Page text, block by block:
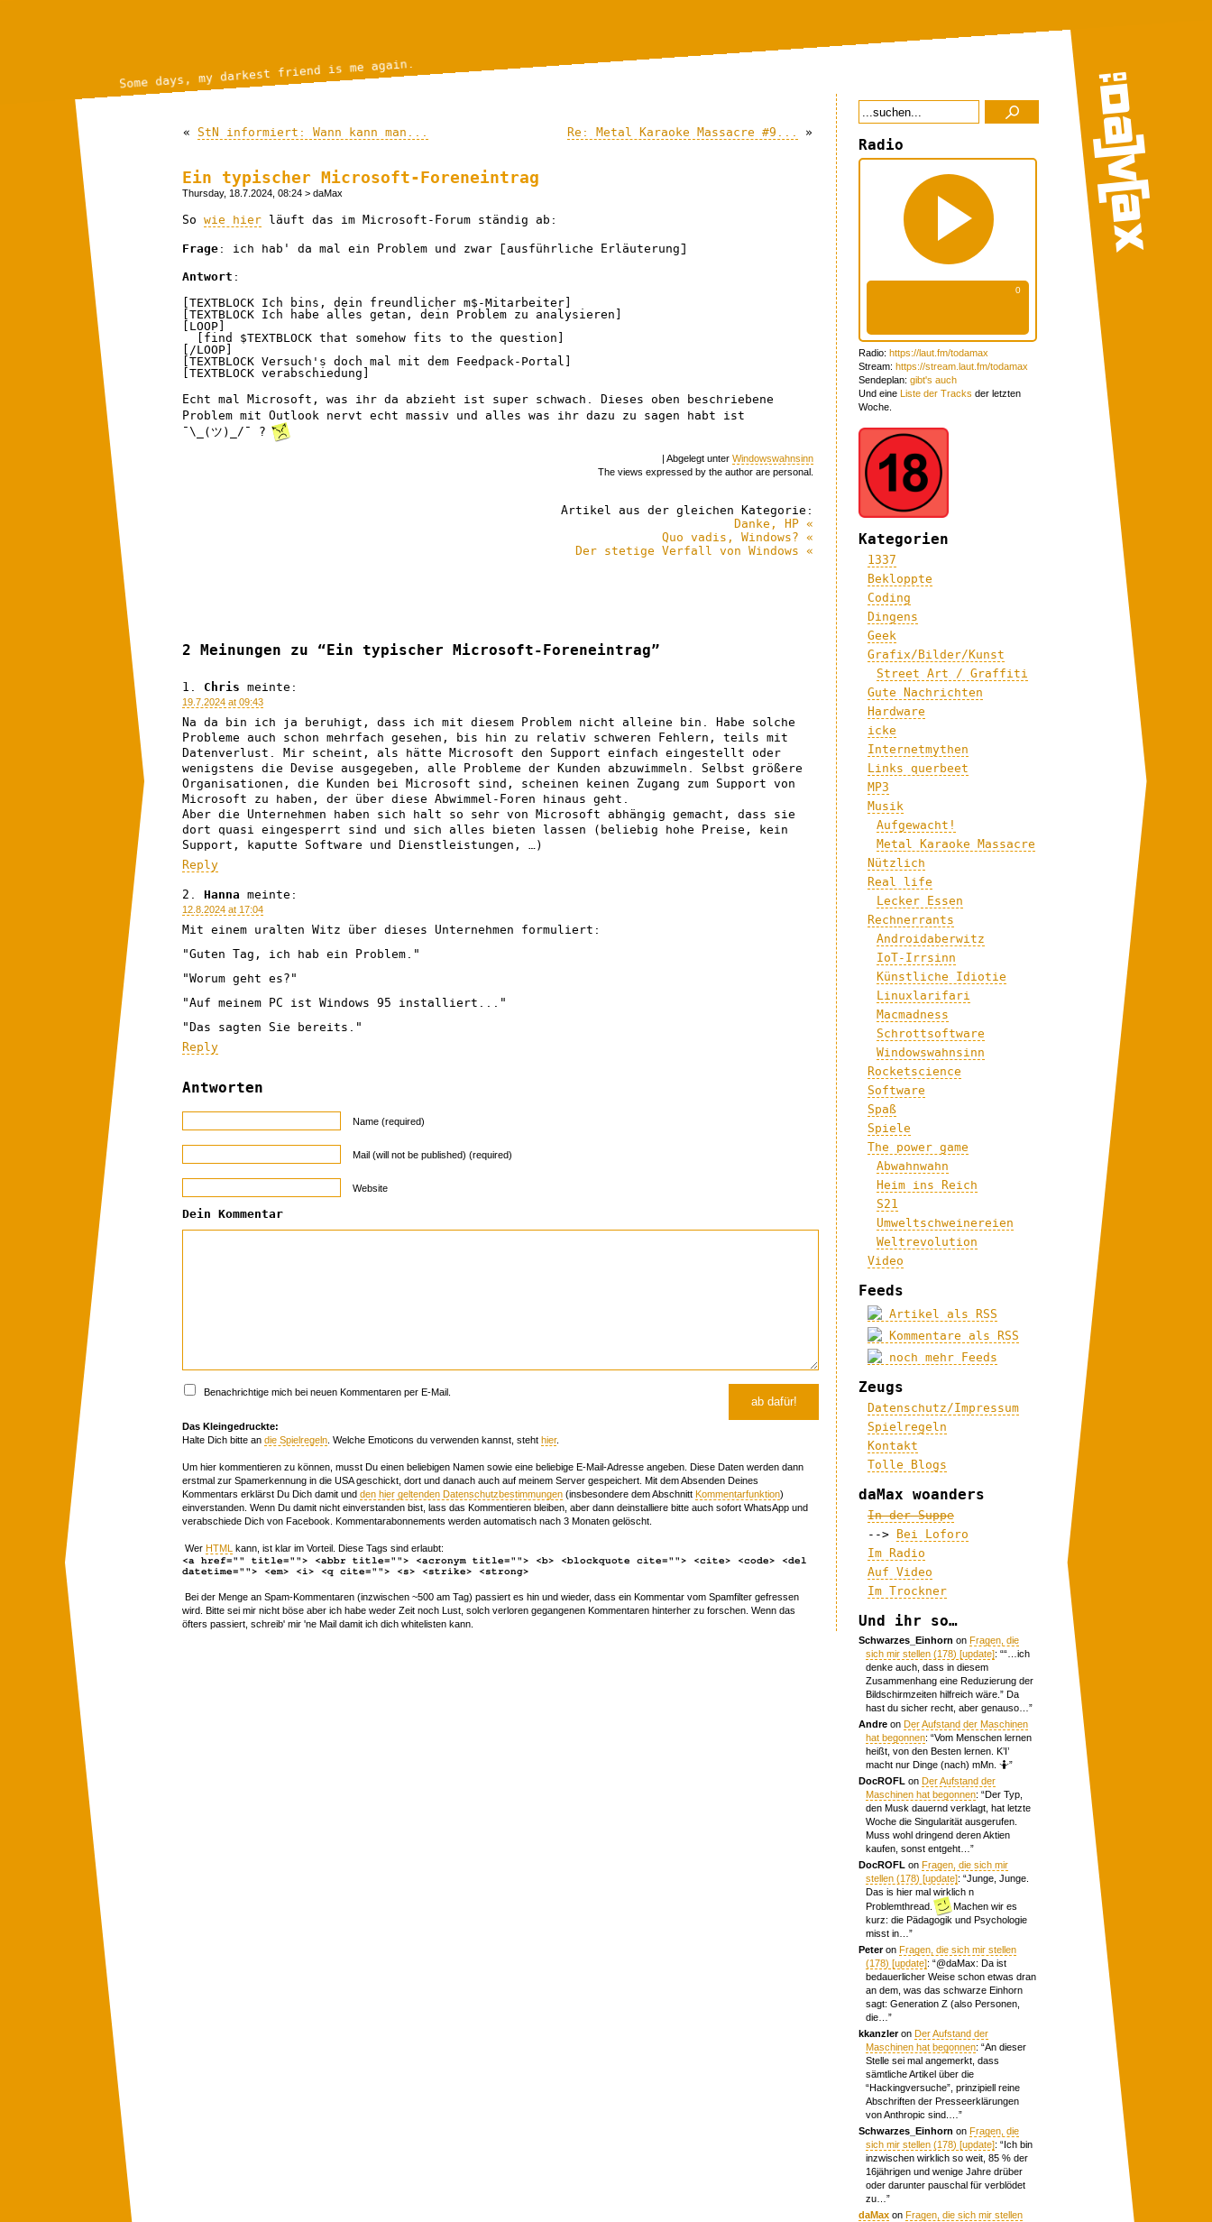
Some days, my darkest friend is me again.
« StN informiert: Wann kann man... Re: Metal Karaoke Massacre #9... »
Ein typischer Microsoft-Foreneintrag
Thursday, 18.7.2024, 08:24 > daMax
So wie hier läuft das im Microsoft-Forum ständig ab:
Frage : ich hab' da mal ein Problem und zwar [ausführliche Erläuterung]
Antwort :
[TEXTBLOCK Ich bins, dein freundlicher m$-Mitarbeiter]
[TEXTBLOCK Ich habe alles getan, dein Problem zu analysieren]
[LOOP]
[/LOOP]
[TEXTBLOCK Versuch's doch mal mit dem Feedpack-Portal]
[TEXTBLOCK verabschiedung]
Echt mal Microsoft, was ihr da abzieht ist super schwach. Dieses oben beschriebene
Problem mit Outlook nervt echt massiv und alles was ihr dazu zu sagen habt ist
¯\_(ツ)_/¯ ?
| Abgelegt unter Windowswahnsinn
The views expressed by the author are personal.
Artikel aus der gleichen Kategorie:
Danke, HP «
Quo vadis, Windows? «
Der stetige Verfall von Windows «
2 Meinungen zu “Ein typischer Microsoft-Foreneintrag”
Chris meinte:
19.7.2024 at 09:43
Na da bin ich ja beruhigt, dass ich mit diesem Problem nicht alleine bin. Habe solche
Probleme auch schon mehrfach gesehen, bis hin zu relativ schweren Fehlern, teils mit
Datenverlust. Mir scheint, als hätte Microsoft den Support einfach eingestellt oder
wenigstens die Devise ausgegeben, alle Probleme der Kunden abzuwimmeln. Selbst größere
Organisationen, die Kunden bei Microsoft sind, scheinen keinen Zugang zum Support von
Microsoft zu haben, der über diese Abwimmel-Foren hinaus geht.
Aber die Unternehmen haben sich halt so sehr von Microsoft abhängig gemacht, dass sie
dort quasi eingesperrt sind und sich alles bieten lassen (beliebig hohe Preise, kein
Support, kaputte Software und Dienstleistungen, …)
Reply
Hanna meinte:
12.8.2024 at 17:04
Mit einem uralten Witz über dieses Unternehmen formuliert:
"Guten Tag, ich hab ein Problem."
"Worum geht es?"
"Auf meinem PC ist Windows 95 installiert..."
"Das sagten Sie bereits."
Reply
Antworten
Name (required)
Mail (will not be published) (required)
Website
Dein Kommentar
Benachrichtige mich bei neuen Kommentaren per E-Mail.
Das Kleingedruckte:
Halte Dich bitte an die Spielregeln . Welche Emoticons du verwenden kannst, steht hier.
Um hier kommentieren zu können, musst Du einen beliebigen Namen sowie eine beliebige E-Mail-Adresse angeben. Diese Daten werden dann
erstmal zur Spamerkennung in die USA geschickt, dort und danach auch auf meinem Server gespeichert. Mit dem Absenden Deines
Kommentars erklärst Du Dich damit und den hier geltenden Datenschutzbestimmungen (insbesondere dem Abschnitt Kommentarfunktion)
einverstanden. Wenn Du damit nicht einverstanden bist, lass das Kommentieren bleiben, aber dann deinstalliere bitte auch sofort WhatsApp und
verabschiede Dich von Facebook. Kommentarabonnements werden automatisch nach 3 Monaten gelöscht.
Wer HTML kann, ist klar im Vorteil. Diese Tags sind erlaubt:
<a href="" title=""> <abbr title=""> <acronym title=""> <b> <blockquote cite=""> <cite> <code> <del
datetime=""> <em> <i> <q cite=""> <s> <strike> <strong>
Bei der Menge an Spam-Kommentaren (inzwischen ~500 am Tag) passiert es hin und wieder, dass ein Kommentar vom Spamfilter gefressen
wird. Bitte sei mir nicht böse aber ich habe weder Zeit noch Lust, solch verloren gegangenen Kommentaren hinterher zu forschen. Wenn das
öfters passiert, schreib' mir 'ne Mail damit ich dich whitelisten kann.
Radio
Radio: https://laut.fm/todamax
Stream: https://stream.laut.fm/todamax
Sendeplan: gibt's auch
Und eine Liste der Tracks der letzten
Woche.
Kategorien
1337
Bekloppte
Coding
Dingens
Geek
Grafix/Bilder/Kunst
Street Art / Graffiti
Gute Nachrichten
Hardware
icke
Internetmythen
Links querbeet
MP3
Musik
Aufgewacht!
Metal Karaoke Massacre
Nützlich
Real life
Lecker Essen
Rechnerrants
Androidaberwitz
IoT-Irrsinn
Künstliche Idiotie
Linuxlarifari
Macmadness
Schrottsoftware
Windowswahnsinn
Rocketscience
Software
Spaß
Spiele
The power game
Abwahnwahn
Heim ins Reich
S21
Umweltschweinereien
Weltrevolution
Video
Feeds
Artikel als RSS
Kommentare als RSS
noch mehr Feeds
Zeugs
Datenschutz/Impressum
Spielregeln
Kontakt
Tolle Blogs
daMax woanders
In der Suppe
-->
Bei Loforo
Im Radio
Auf Video
Im Trockner
Und ihr so…
Schwarzes_Einhorn onFragen, die
sich mir stellen (178) [update]: ““…ich
denke auch, dass in diesem
Zusammenhang eine Reduzierung der
Bildschirmzeiten hilfreich wäre.” Da
hast du sicher recht, aber genauso… ”
Andre onDer Aufstand der Maschinen
hat begonnen: “Vom Menschen lernen
heißt, von den Besten lernen. K’I’
macht nur Dinge (nach) mMn. 🤷”
DocROFL onDer Aufstand der
Maschinen hat begonnen: “Der Typ,
den Musk dauernd verklagt, hat letzte
Woche die Singularität ausgerufen.
Muss wohl dringend deren Aktien
kaufen, sonst entgeht… ”
DocROFL onFragen, die sich mir
stellen (178) [update]: “Junge, Junge.
Das is hier mal wirklich n
Problemthread.
Machen wir es
kurz: die Pädagogik und Psychologie
misst in… ”
PeteronFragen, die sich mir stellen
(178) [update]: “@daMax: Da ist
bedauerlicher Weise schon etwas dran
an dem, was das schwarze Einhorn
sagt: Generation Z (also Personen,
die… ”
kkanzleronDer Aufstand der
Maschinen hat begonnen: “An dieser
Stelle sei mal angemerkt, dass
sämtliche Artikel über die
“Hackingversuche”, prinzipiell reine
Abschriften der Presseerklärungen
von Anthropic sind.… ”
Schwarzes_Einhorn onFragen, die
sich mir stellen (178) [update]: “Ich bin
inzwischen wirklich so weit, 85 % der
16jährigen und wenige Jahre drüber
oder darunter pauschal für verblödet
zu… ”
daMax onFragen, die sich mir stellen